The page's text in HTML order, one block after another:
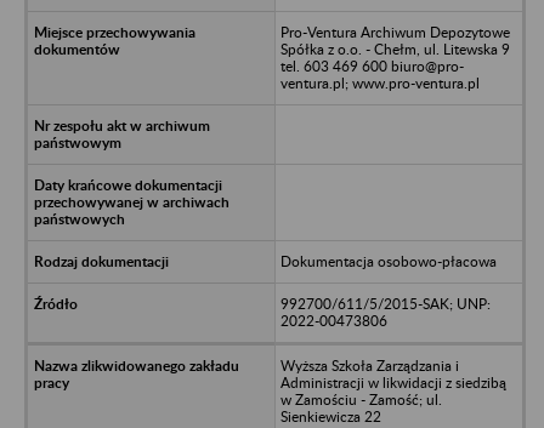
Pro-Ventura Archiwum Depozytowe
Spółka z o.o. - Chełm, ul. Litewska 9
tel. 603 469 600 biuro@pro-
ventura.pl; www.pro-ventura.pl
Dokumentacja osobowo-płacowa
992700/611/5/2015-SAK; UNP:
2022-00473806
Wyższa Szkoła Zarządzania i
Administracji w likwidacji z siedzibą
w Zamościu - Zamość; ul.
Sienkiewicza 22